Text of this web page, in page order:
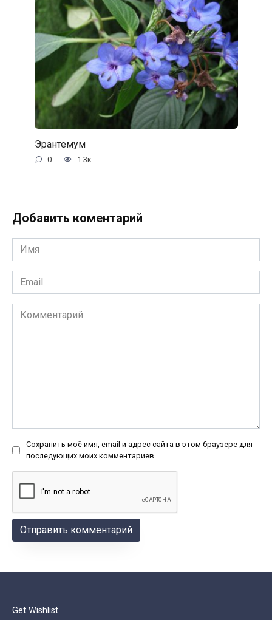
Эрантемум
0 1.3к.
Добавить коментарий
Имя
*
Email
*
Комментарий
Сохранить моё имя, email и адрес сайта в этом браузере для
последующих моих комментариев.
Get Wishlist